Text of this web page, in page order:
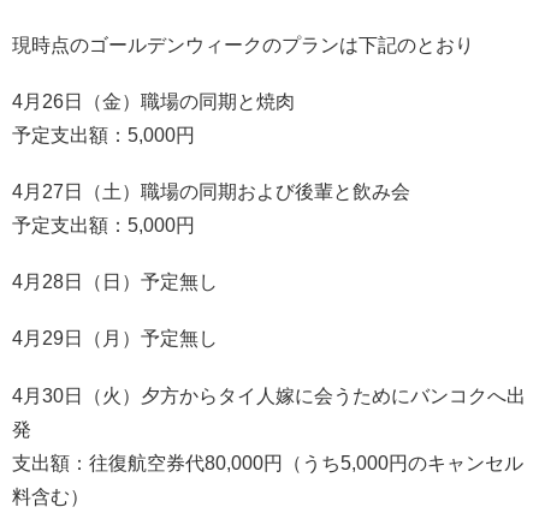
現時点のゴールデンウィークのプランは下記のとおり
4月26日（金）職場の同期と焼肉
予定支出額：5,000円
4月27日（土）職場の同期および後輩と飲み会
予定支出額：5,000円
4月28日（日）予定無し
4月29日（月）予定無し
4月30日（火）夕方からタイ人嫁に会うためにバンコクへ出
発
支出額：往復航空券代80,000円（うち5,000円のキャンセル
料含む）